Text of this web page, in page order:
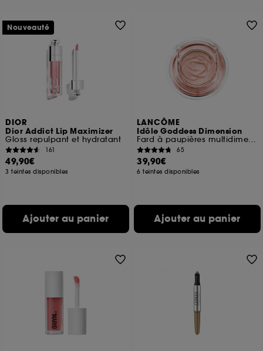
DIOR
Dior Addict Lip Maximizer
Gloss repulpant et hydratant
161
49,90€
3 teintes disponibles
Ajouter au panier
Nouveauté
LANCÔME
Idôle Goddess Dimension
Fard à paupières multidimensionnel ultra-pigmenté
65
39,90€
6 teintes disponibles
Ajouter au panier